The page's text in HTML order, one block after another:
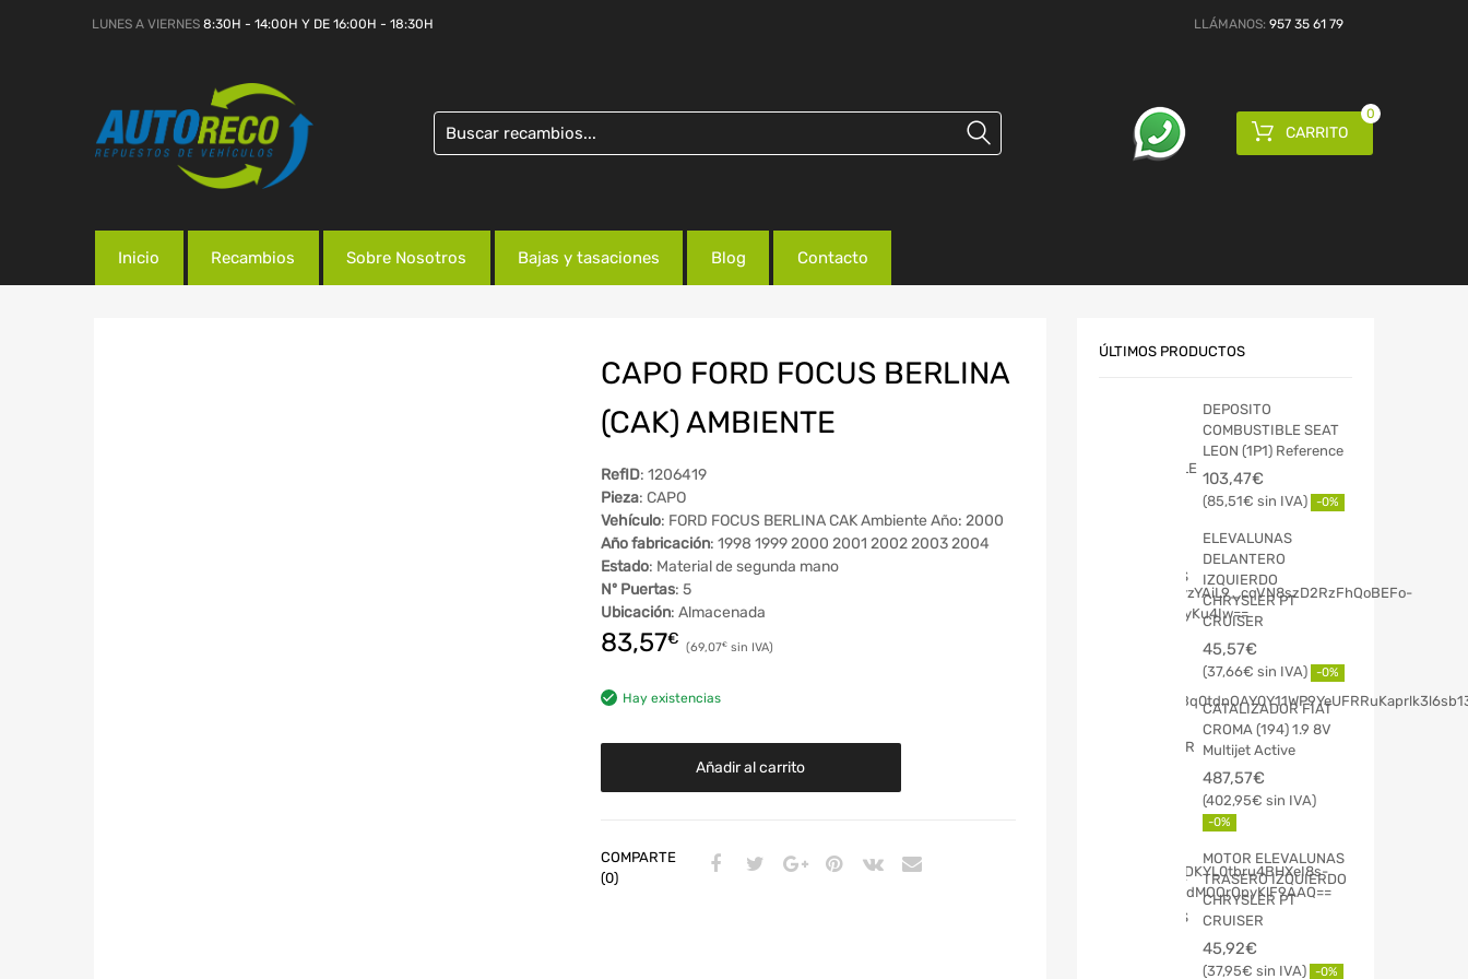
LUNES A VIERNES 8:30H - 14:00H Y DE 16:00H - 18:30H LLÁMANOS: 957 35 61 79
CARRITO
0
Inicio Recambios Sobre Nosotros Bajas y tasaciones Blog Contacto
CAPO FORD FOCUS BERLINA
(CAK) AMBIENTE
RefID: 1206419
Pieza: CAPO
Vehículo: FORD FOCUS BERLINA CAK Ambiente Año: 2000
Año fabricación: 1998 1999 2000 2001 2002 2003 2004
Estado: Material de segunda mano
Nº Puertas: 5
Ubicación: Almacenada
83,57€ 69,07€
Hay existencias
Añadir al carrito
COMPARTE
(0)
ÚLTIMOS PRODUCTOS
DEPOSITO
COMBUSTIBLE SEAT
LEON (1P1) Reference
103,47€
85,51€ -0%
ELEVALUNAS
DELANTERO
IZQUIERDO
CHRYSLER PT
CRUISER
45,57€
37,66€ -0%
CATALIZADOR FIAT
CROMA (194) 1.9 8V
Multijet Active
487,57€
402,95€
-0%
MOTOR ELEVALUNAS
TRASERO IZQUIERDO
CHRYSLER PT
CRUISER
45,92€
37,95€ -0%